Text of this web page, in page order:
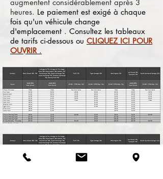
augmentent considérablement après 3
heures. Le paiement est exigé à chaque
fois qu'un véhicule change
d'emplacement . Consultez les tableaux
de tarifs ci-dessous ou CLIQUEZ ICI POUR
OUVRIR.